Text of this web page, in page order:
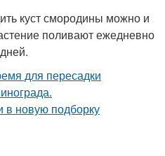
куст смородины можно и
поливают ежедневно